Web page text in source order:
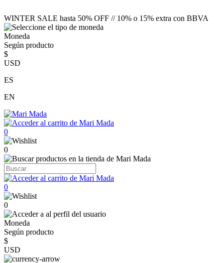
WINTER SALE hasta 50% OFF // 10% o 15% extra con BBVA
Moneda
Según producto
$
USD
ES
EN
0
0
0
0
Moneda
Según producto
$
USD